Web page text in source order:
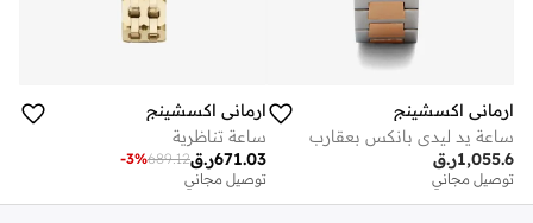
ارماني اكسشينج
ساعة يد ليدي بانكس بعقارب
ر.ق1,055.6
توصيل مجاني
ارماني اكسشينج
ساعة تناظرية
ر.ق671.03
689.12
-3%
توصيل مجاني